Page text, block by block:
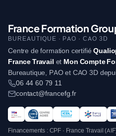
France Formation
BUREAUTIQUE · PAO · CAO 3D
Centre de formation certifié
France Travail et Mon Compte
Bureautique, PAO et CAO 3D
06 44 60 79 11
contact@francefg.fr
Financements : CPF · France Travail